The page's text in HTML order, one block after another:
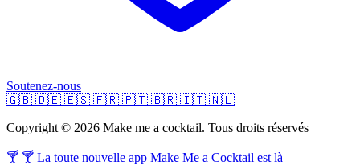
Soutenez-nous
🇬🇧 🇩🇪 🇪🇸 🇫🇷 🇵🇹 🇧🇷 🇮🇹 🇳🇱
Copyright © 2026 Make me a cocktail. Tous droits réservés
🍸 🍸 La toute nouvelle app Make Me a Cocktail est là —